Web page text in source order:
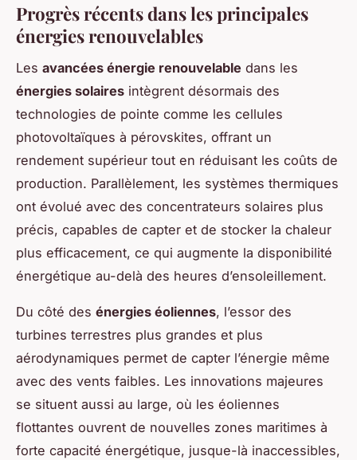
Progrès récents dans les principales
énergies renouvelables
Les avancées énergie renouvelable dans les
énergies solaires intègrent désormais des
technologies de pointe comme les cellules
photovoltaïques à pérovskites, offrant un
rendement supérieur tout en réduisant les coûts de
production. Parallèlement, les systèmes thermiques
ont évolué avec des concentrateurs solaires plus
précis, capables de capter et de stocker la chaleur
plus efficacement, ce qui augmente la disponibilité
énergétique au-delà des heures d’ensoleillement.
Du côté des énergies éoliennes, l’essor des
turbines terrestres plus grandes et plus
aérodynamiques permet de capter l’énergie même
avec des vents faibles. Les innovations majeures
se situent aussi au large, où les éoliennes
flottantes ouvrent de nouvelles zones maritimes à
forte capacité énergétique, jusque-là inaccessibles,